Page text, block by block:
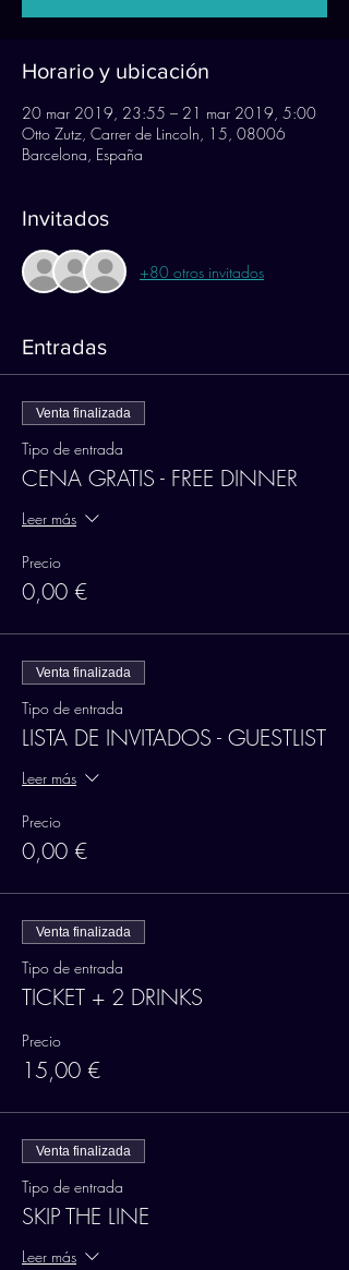
Horario y ubicación
20 mar 2019, 23:55 – 21 mar 2019, 5:00
Otto Zutz, Carrer de Lincoln, 15, 08006
Barcelona, España
Invitados
+80 otros invitados
Entradas
Venta finalizada
Tipo de entrada
CENA GRATIS - FREE DINNER
Leer más
Precio
0,00 €
Venta finalizada
Tipo de entrada
LISTA DE INVITADOS - GUESTLIST
Leer más
Precio
0,00 €
Venta finalizada
Tipo de entrada
TICKET + 2 DRINKS
Precio
15,00 €
Venta finalizada
Tipo de entrada
SKIP THE LINE
Leer más